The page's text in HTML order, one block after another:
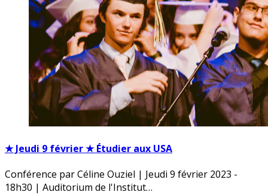
★ Jeudi 9 février ★ Étudier aux USA
Conférence par Céline Ouziel | Jeudi 9 février 2023 -
18h30 | Auditorium de l'Institut…